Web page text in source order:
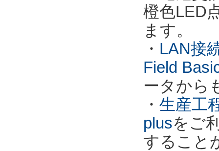
橙色LED
ます。
・ LAN接
Field
ータから
・ 生産工
plusをご
すること